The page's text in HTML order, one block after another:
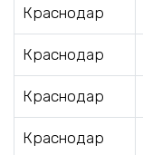
Краснодар
Краснодар
Краснодар
Краснодар